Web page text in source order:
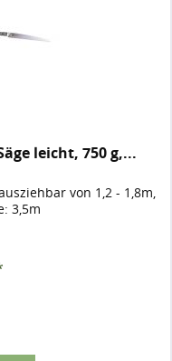
leicht, 750 g,...
von 1,2 - 1,8m,
3,5m